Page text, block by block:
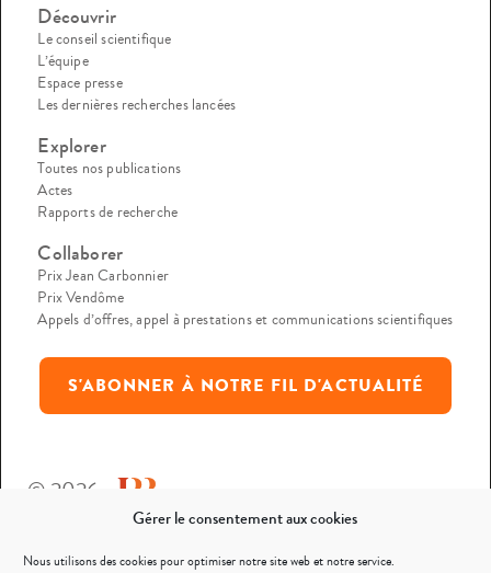
Gérer le consentement aux cookies
Nous utilisons des cookies pour optimiser notre site web et notre service.
Découvrir
Le conseil scientifique
L’équipe
Espace presse
Les dernières recherches lancées
Explorer
Toutes nos publications
Actes
Rapports de recherche
Collaborer
Prix Jean Carbonnier
Prix Vendôme
Appels d’offres, appel à prestations et communications scientifiques
S'ABONNER À NOTRE FIL D'ACTUALITÉ
© 2026